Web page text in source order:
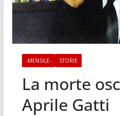
-MENSILE- STORIE
La morte
Aprile Gatti